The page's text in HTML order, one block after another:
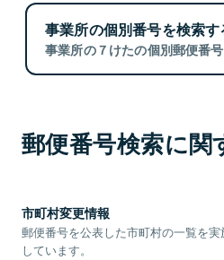
事業所の個別番号を検索す
事業所の７けたの個別郵便番号
郵便番号検索に関
市町村変更情報
郵便番号を公表した市町村の一覧を
しています。